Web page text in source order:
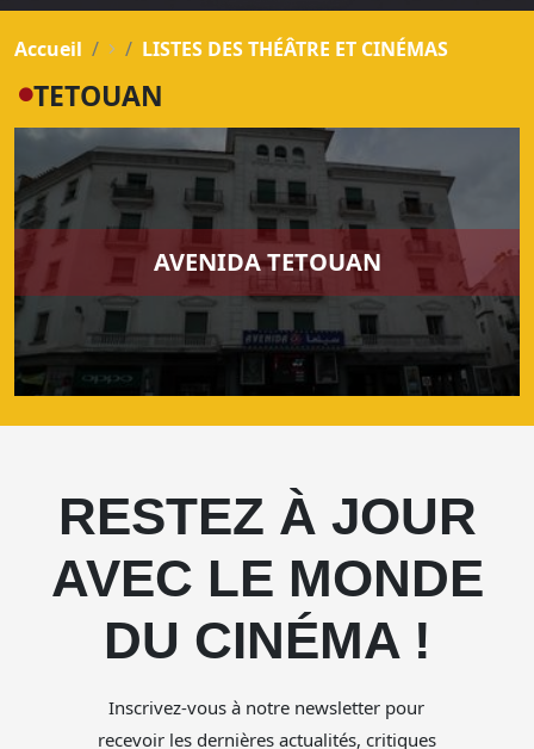
Accueil LISTES DES THÉÂTRE ET CINÉMAS
TETOUAN
AVENIDA TETOUAN
RESTEZ À JOUR
AVEC LE MONDE
DU CINÉMA !
Inscrivez-vous à notre newsletter pour
recevoir les dernières actualités, critiques